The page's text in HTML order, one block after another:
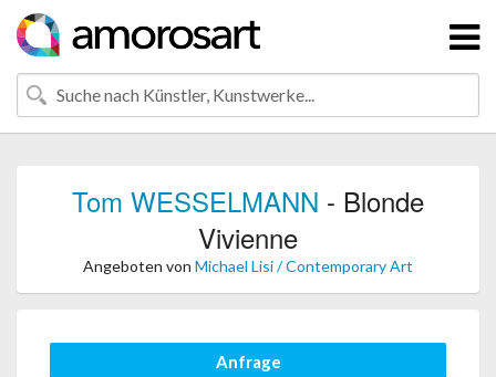
Tom WESSELMANN - Blonde
Vivienne
Angeboten von Michael Lisi / Contemporary Art
Anfrage